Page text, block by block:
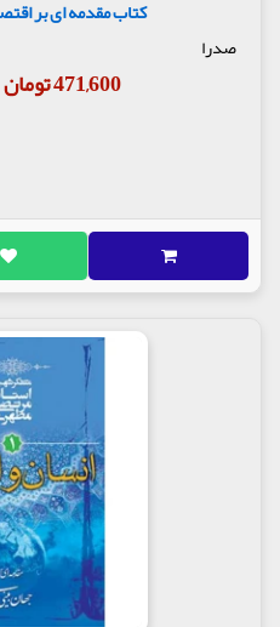
کتاب مقدمه ‌ای بر
صدرا
471,600 تومان